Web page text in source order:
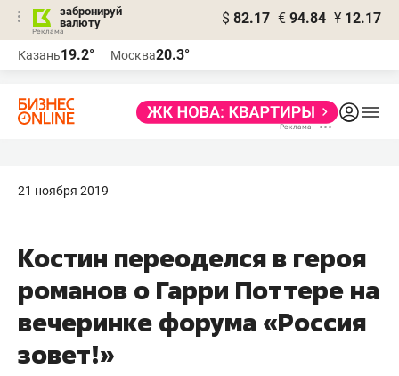
забронируй
валюту
$ 82.17 € 94.84 ¥ 12.17
Казань19.2° Москва20.3°
21 ноября 2019
Костин переоделся в героя
романов о Гарри Поттере на
вечеринке форума «Россия
зовет!»